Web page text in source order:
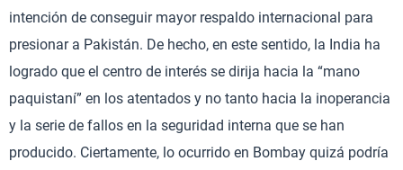
intención de conseguir mayor respaldo internacional para
presionar a Pakistán. De hecho, en este sentido, la India ha
logrado que el centro de interés se dirija hacia la “mano
paquistaní” en los atentados y no tanto hacia la inoperancia
y la serie de fallos en la seguridad interna que se han
producido. Ciertamente, lo ocurrido en Bombay quizá podría